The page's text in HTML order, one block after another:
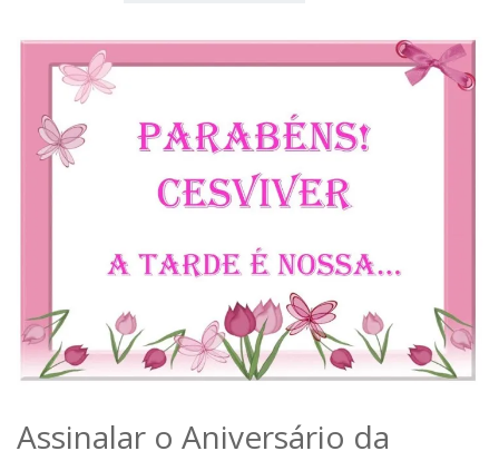
Assinalar o Aniversário da